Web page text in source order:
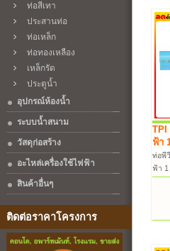
ฟ้า
ท่อพี
ฟ้า 1
ท่อสีเทา
ประสานท่อ
ท่อเหล็ก
ท่อทองเหลือง
เหล็กรัด
ประตูน้ำ
อุปกรณ์ห้องน้ำ
ระบบน้ำสนาม
วัสดุก่อสร้าง
อะไหล่เครื่องใช้ไฟฟ้า
สินค้าอื่นๆ
ติดต่อราคาโครงการ